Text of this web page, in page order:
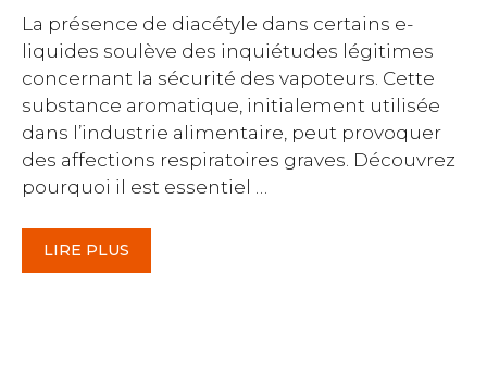
La présence de diacétyle dans certains e-
liquides soulève des inquiétudes légitimes
concernant la sécurité des vapoteurs. Cette
substance aromatique, initialement utilisée
dans l’industrie alimentaire, peut provoquer
des affections respiratoires graves. Découvrez
pourquoi il est essentiel …
LIRE PLUS